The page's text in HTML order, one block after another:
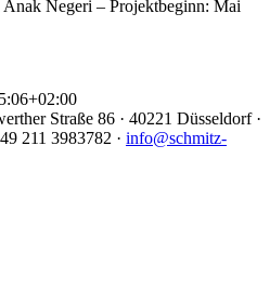
Anak Negeri – Projektbeginn: Mai
Straße 86 · 40221 Düsseldorf ·
211 3983782 · info@schmitz-